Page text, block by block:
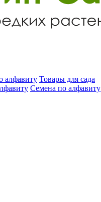
алфавиту Товары для сада
Семена по алфавиту